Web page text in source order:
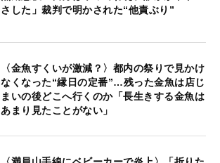
さした」裁判で明かされた“他責ぶり”
〈金魚すくいが激減？〉都内の祭りで見かけ
なくなった“縁日の定番”…残った金魚は店じ
まいの後どこへ行くのか「長生きする金魚は
あまり見たことがない」